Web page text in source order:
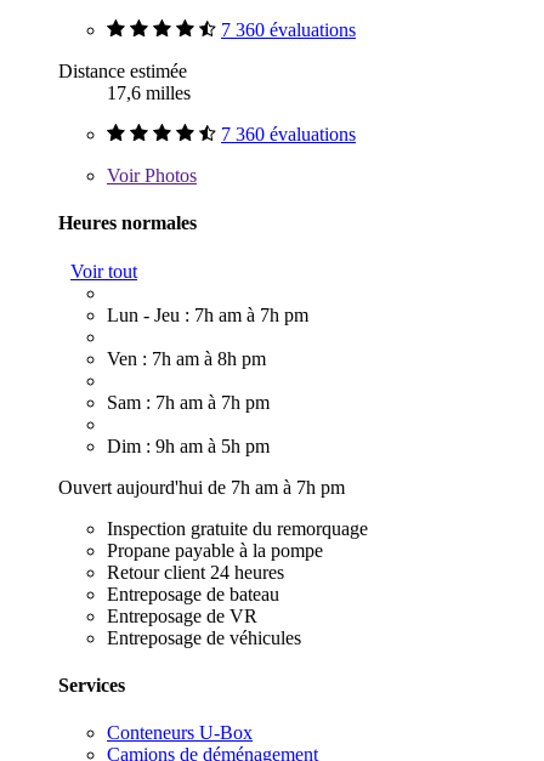
7 360 évaluations
Distance estimée
17,6 milles
7 360 évaluations
VoirPhotos
Heures normales
Voir tout
Lun - Jeu : 7h am à 7h pm
Ven : 7h am à 8h pm
Sam : 7h am à 7h pm
Dim : 9h am à 5h pm
Ouvert aujourd'hui de 7h am à 7h pm
Inspection gratuite du remorquage
Propane payable à la pompe
Retour client 24 heures
Entreposage de bateau
Entreposage de VR
Entreposage de véhicules
Services
Conteneurs U-Box
Camions de déménagement